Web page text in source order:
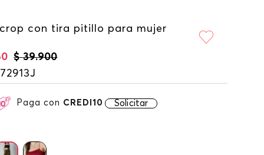
crop con tira pitillo para mujer
$ 39.900
Paga con CREDI10 Solicitar